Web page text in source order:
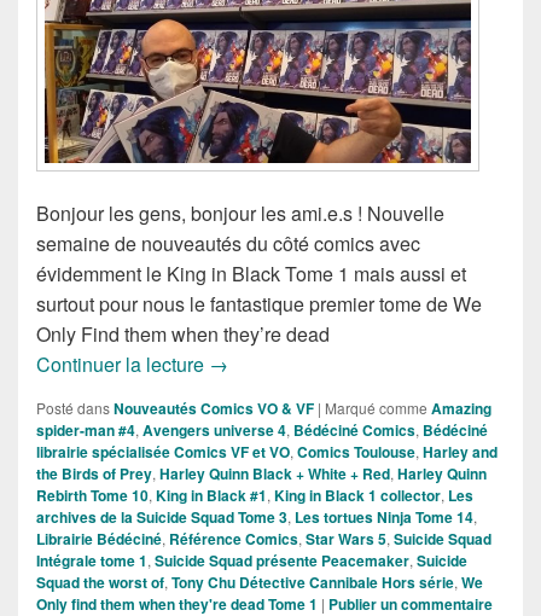
Bonjour les gens, bonjour les ami.e.s ! Nouvelle
semaine de nouveautés du côté comics avec
évidemment le King in Black Tome 1 mais aussi et
surtout pour nous le fantastique premier tome de We
Only Find them when they’re dead
Continuer la lecture Sorties des Comics VF de la
→
Posté dansNouveautés Comics VO & VF | Marqué comme Amazing
spider-man #4, Avengers universe 4, Bédéciné Comics, Bédéciné
librairie spécialisée Comics VF et VO, Comics Toulouse, Harley and
the Birds of Prey, Harley Quinn Black + White + Red, Harley Quinn
Rebirth Tome 10, King in Black #1, King in Black 1 collector, Les
archives de la Suicide Squad Tome 3, Les tortues Ninja Tome 14,
Librairie Bédéciné, Référence Comics, Star Wars 5, Suicide Squad
Intégrale tome 1, Suicide Squad présente Peacemaker, Suicide
Squad the worst of, Tony Chu Détective Cannibale Hors série, We
Only find them when they're dead Tome 1 | Publier un commentaire